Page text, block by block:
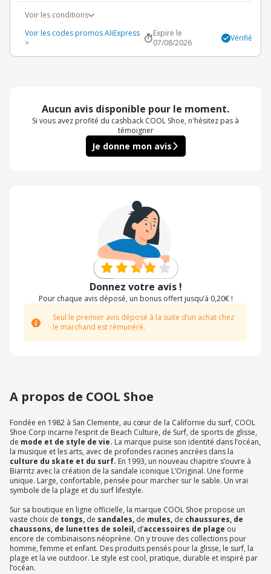
Voir les conditions
Voir les codes promos AliExpress
>
Expire le
07/08/2026
Vérifié
Aucun avis disponible pour le moment.
Si vous avez profité du cashback COOL Shoe, n'hésitez pas à
témoigner
Je donne mon avis
Donnez votre avis !
Pour chaque avis déposé, un bonus offert jusqu’à 0,20€ !
Seul le premier avis déposé à la suite d’un achat chez
le marchand est rémunéré.
A propos de COOL Shoe
Fondée en 1982 à San Clemente, au cœur de la Californie du surf, COOL
Shoe Corp incarne l’esprit de Beach Culture, de Surf, de sports de glisse,
de mode et de style de vie. La marque puise son identité dans l’océan,
la musique et les arts, avec de profondes racines ancrées dans la
culture du skate et du surf. En 1993, un nouveau chapitre s’ouvre à
Biarritz avec la création de la sandale iconique L’Original. Une forme
unique. Large, confortable, pensée pour marcher sur le sable. Un vrai
symbole de la plage et du surf lifestyle.
Sur sa boutique en ligne officielle, la marque COOL Shoe propose un
vaste choix de tongs, de sandales, de mules, de chaussures, de
chaussons, de lunettes de soleil, d’accessoires de plage ou
encore de combinaisons néoprène. On y trouve des collections pour
homme, femme et enfant. Des produits pensés pour la glisse, le surf, la
plage et la vie outdoor. Le style est cool, pratique, durable et inspiré par
l’océan.